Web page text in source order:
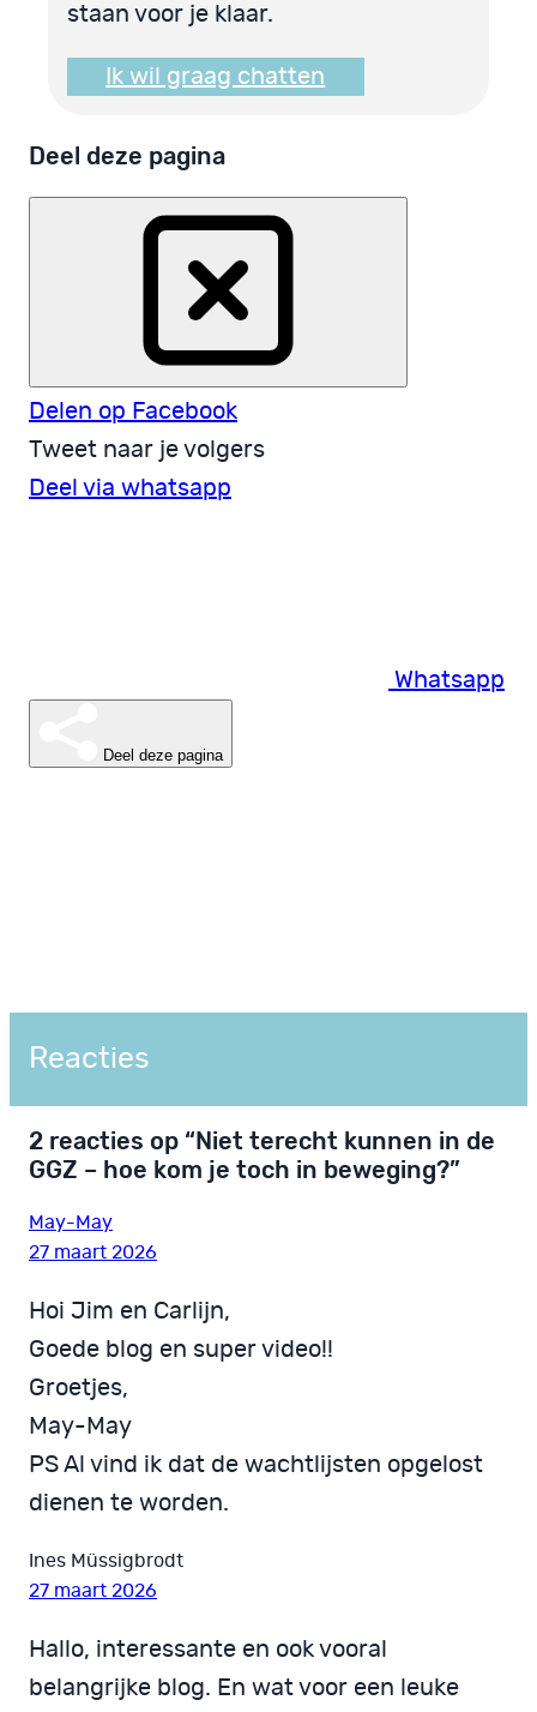
staan voor je klaar.
Ik wil graag chatten
Deel deze pagina
Delen op Facebook
Tweet naar je volgers
Deel via whatsapp
Whatsapp
Deel deze pagina
Reacties
2 reacties op “Niet terecht kunnen in de
GGZ – hoe kom je toch in beweging?”
May-May
27 maart 2026
Hoi Jim en Carlijn,
Goede blog en super video!!
Groetjes,
May-May
PS Al vind ik dat de wachtlijsten opgelost
dienen te worden.
Ines Müssigbrodt
27 maart 2026
Hallo, interessante en ook vooral
belangrijke blog. En wat voor een leuke